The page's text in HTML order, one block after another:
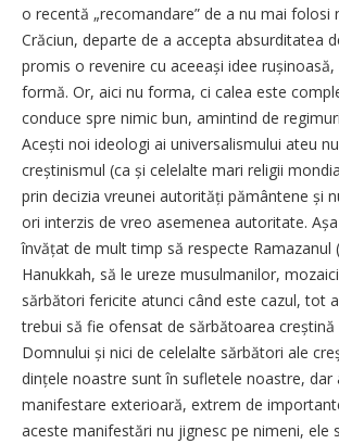
o recentă „recomandare” de a nu mai folosi
Crăciun, departe de a accepta absurditatea
promis o revenire cu aceeași idee
formă. Or, aici nu forma, ci calea este
conduce spre nimic bun, amintind de
Acești noi ideologi ai universalismului ateu
creștinismul (ca și celelalte mari religii
prin decizia vreunei autorități pământene și
ori interzis de vreo asemenea autoritate.
învățat de mult timp să respecte Ramazanul
Hanukkah, să le ureze musulmanilor,
sărbători fericite atunci când este cazul, tot
trebui să fie ofensat de sărbătoarea creștină
Domnului și nici de celelalte sărbători ale
dințele noastre sunt în sufletele noastre, dar
manifestare exterioară, extrem de
aceste manifestări nu jignesc pe nimeni, ele